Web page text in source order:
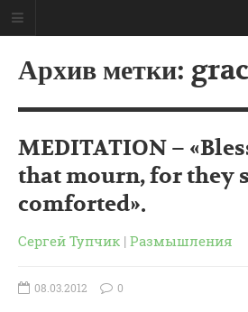
Архив метки:
MEDITATION –
that mourn, for they
comforted».
Сергей Тупчик | Размышления
08.03.2012 0